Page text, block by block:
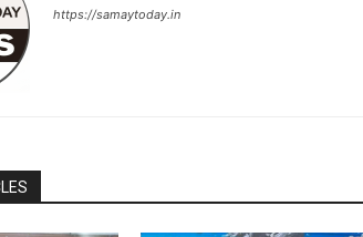
https://samaytoday.in